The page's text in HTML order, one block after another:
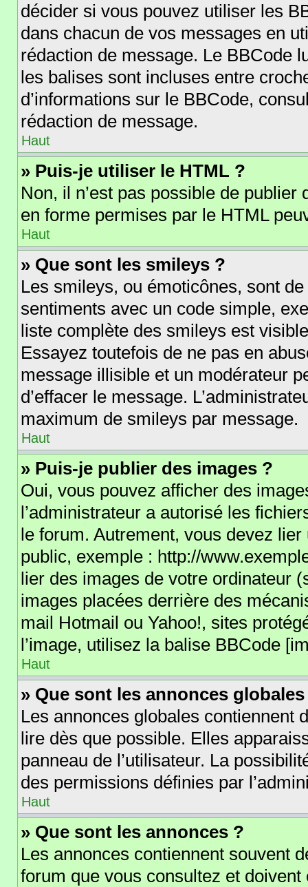
décider si vous pouvez utiliser les
dans chacun de vos messages en
rédaction de message. Le BBCode
les balises sont incluses entre
d’informations sur le BBCode,
rédaction de message.
Haut
» Puis-je utiliser le HTML ?
Non, il n’est pas possible de
en forme permises par le HTML
Haut
» Que sont les smileys ?
Les smileys, ou émoticônes, sont
sentiments avec un code simple,
liste complète des smileys est
Essayez toutefois de ne pas en
message illisible et un modérateur
d’effacer le message.
maximum de smileys par message.
Haut
» Puis-je publier des images ?
Oui, vous pouvez afficher des
l’administrateur a autorisé les
le forum. Autrement, vous devez
public, exemple : http://
lier des images de votre ordinateur
images placées derrière des
mail Hotmail ou Yahoo!, sites
l’image, utilisez la balise BBCode
Haut
» Que sont les annonces
Les annonces globales contiennent
lire dès que possible. Elles
panneau de l’utilisateur. La
des permissions définies par
Haut
» Que sont les annonces ?
Les annonces contiennent souvent
forum que vous consultez et